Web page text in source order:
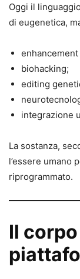
Oggi il
di eugenetica,
enhancement
biohacking;
editing
integrazione
La sostanza,
l’essere umano
riprogrammato.
Il